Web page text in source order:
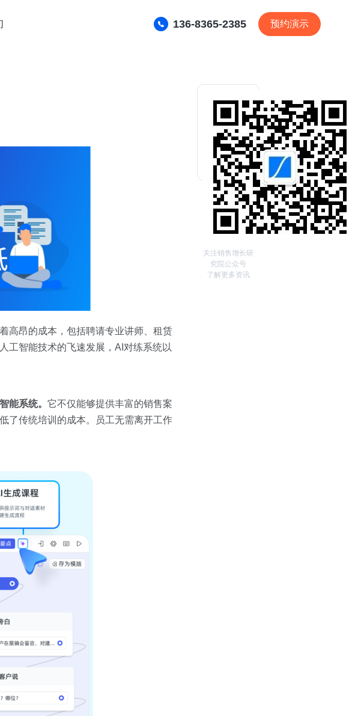
136-8365-2385 预约演示
高昂的成本，包括聘请专业讲师、租赁
工智能技术的飞速发展，AI对练系统以
能系统。 它不仅能够提供丰富的销售案
了传统培训的成本。员工无需离开工作
关注销售增长研
究院公众号
了解更多资讯